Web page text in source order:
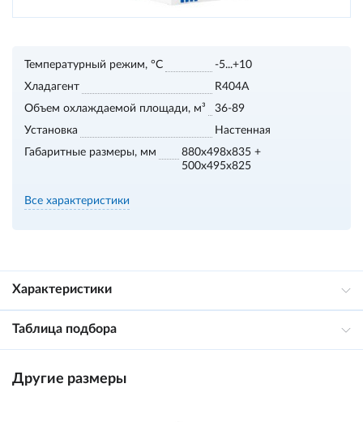
Температурный режим, °С
-5...+10
Хладагент
R404A
Объем охлаждаемой площади, м³
36-89
Установка
Настенная
Габаритные размеры, мм
880x498x835 +
500x495x825
Все характеристики
Характеристики
Таблица подбора
Другие размеры